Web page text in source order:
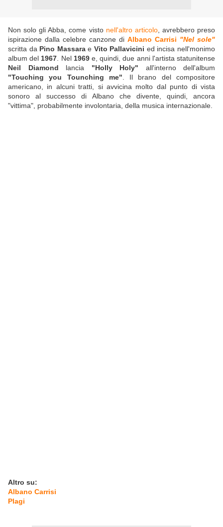
Non solo gli Abba, come visto nell'altro articolo, avrebbero preso
ispirazione dalla celebre canzone di Albano Carrisi "Nel sole"
scritta da Pino Massarae Vito Pallavicini ed incisa nell'monimo
album del 1967 . Nel 1969e, quindi, due anni l'artista statunitense
Neil Diamond lancia "Holly Holy" all'interno dell'album
"Touching you Tounching me" . Il brano del compositore
americano, in alcuni tratti, si avvicina molto dal punto di vista
sonoro al successo di Albano che divente, quindi, ancora
"vittima", probabilmente involontaria, della musica internazionale.
Altro su:
Albano Carrisi
Plagi